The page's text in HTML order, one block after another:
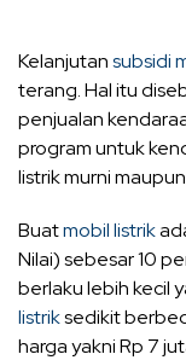
Kelanjutansubsidi
terang. Hal itu
penjualan
program untuk
listrik murni
Buatmobil listrik
Nilai) sebesar 10
berlaku lebih kecil
listriksedikit
harga yakni Rp 7